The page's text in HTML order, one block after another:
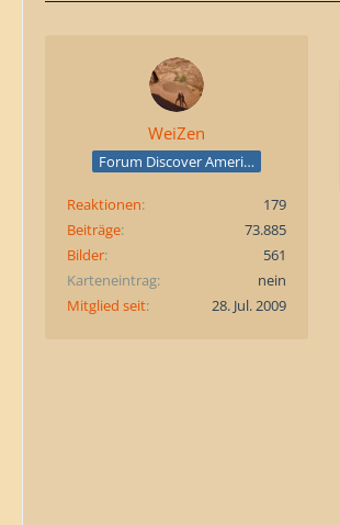
WeiZen
Forum Discover America
Reaktionen
179
Beiträge
73.885
Bilder
561
Karteneintrag
nein
Mitglied seit
28. Jul. 2009